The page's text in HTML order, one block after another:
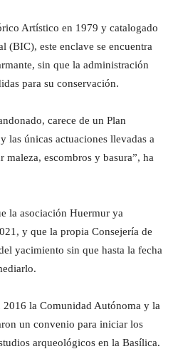
Artístico en 1979 y catalogado
(BIC), este enclave se encuentra
sin que la administración
para su conservación.
carece de un Plan
las únicas actuaciones llevadas a
maleza, escombros y basura”, ha
la asociación Huermur ya
y que la propia Consejería de
yacimiento sin que hasta la fecha
2016 la Comunidad Autónoma y la
un convenio para iniciar los
arqueológicos en la Basílica.